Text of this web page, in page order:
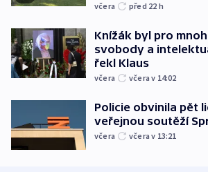
včera před 22 h
Knížák byl pro
svobody a
řekl Klaus
včera včera v 14:02
Policie obvinila pět
veřejnou soutěží
včera včera v 13:21